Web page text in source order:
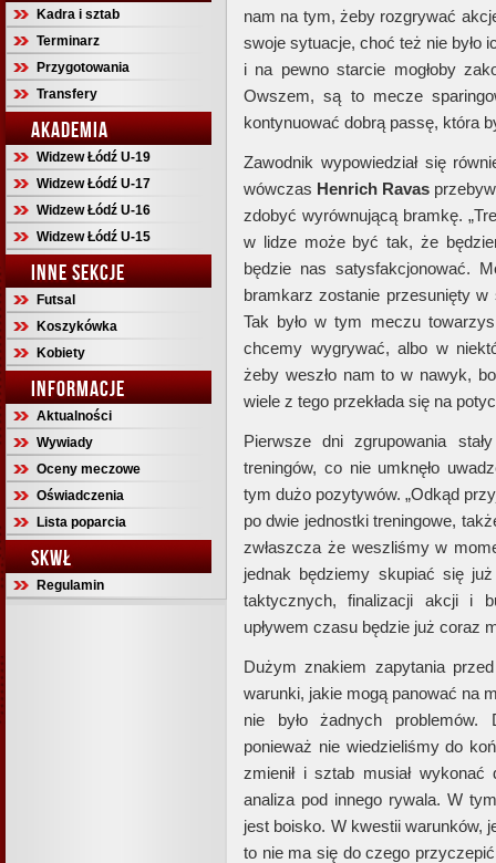
Kadra i sztab
Terminarz
Przygotowania
Transfery
AKADEMIA
Widzew Łódź U-19
Widzew Łódź U-17
Widzew Łódź U-16
Widzew Łódź U-15
INNE SEKCJE
Futsal
Koszykówka
Kobiety
INFORMACJE
Aktualności
Wywiady
Oceny meczowe
Oświadczenia
Lista poparcia
SKWŁ
Regulamin
nam na tym, żeby rozgrywać
swoje sytuacje, choć też nie było
i na pewno starcie mogłoby
Owszem, są to mecze
kontynuować dobrą passę, która
Zawodnik wypowiedział się
wówczas Henrich Ravas
zdobyć wyrównującą bramkę.
w lidze może być tak, że
będzie nas satysfakcjonować.
bramkarz zostanie przesunięty
Tak było w tym meczu
chcemy wygrywać, albo w
żeby weszło nam to w nawyk,
wiele z tego przekłada się na
Pierwsze dni zgrupowania
treningów, co nie umknęło
tym dużo pozytywów. „Odkąd
po dwie jednostki treningowe,
zwłaszcza że weszliśmy w
jednak będziemy skupiać się
taktycznych, finalizacji akcji i
upływem czasu będzie już coraz
Dużym znakiem zapytania
warunki, jakie mogą panować na
nie było żadnych problemów.
ponieważ nie wiedzieliśmy do
zmienił i sztab musiał wykonać
analiza pod innego rywala. W
jest boisko. W kwestii warunków,
to nie ma się do czego